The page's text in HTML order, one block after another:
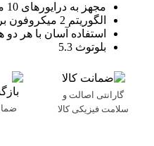
مجهز به درایورهای 10 میلی متری با کارایی بالا و سنگین
الگوریتم 2 میکروفون برای ارائه کیفیت تماس بهتر
استفاده آسان با هر دو
بلوتوث 5.3
گارانتی اصالت و
سلامت فیزیکی کالا